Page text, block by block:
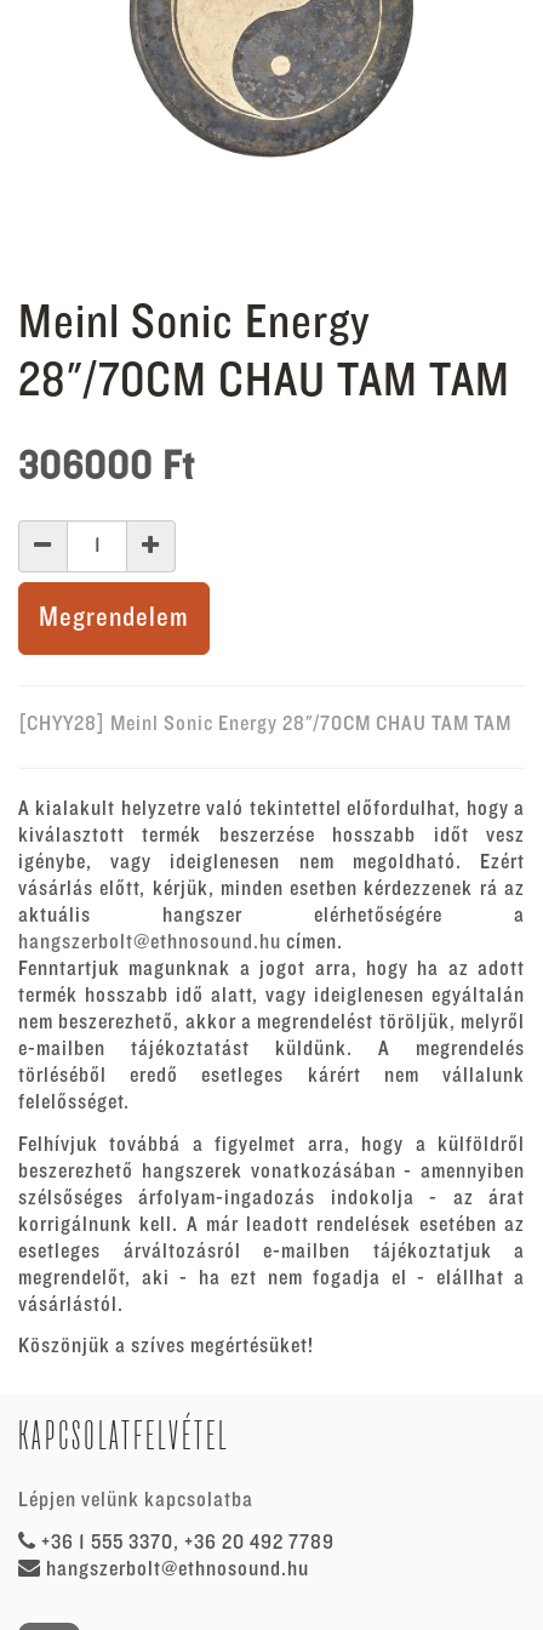
Meinl Sonic Energy
28"/70CM CHAU TAM TAM
306000 Ft
Megrendelem
[CHYY28] Meinl Sonic Energy 28"/70CM CHAU TAM TAM
A kialakult helyzetre való tekintettel előfordulhat, hogy a
kiválasztott termék beszerzése hosszabb időt vesz
igénybe, vagy ideiglenesen nem megoldható. Ezért
vásárlás előtt, kérjük, minden esetben kérdezzenek rá az
aktuális hangszer elérhetőségére a
hangszerbolt@ethnosound.hu címen.
Fenntartjuk magunknak a jogot arra, hogy ha az adott
termék hosszabb idő alatt, vagy ideiglenesen egyáltalán
nem beszerezhető, akkor a megrendelést töröljük, melyről
e-mailben tájékoztatást küldünk. A megrendelés
törléséből eredő esetleges kárért nem vállalunk
felelősséget.
Felhívjuk továbbá a figyelmet arra, hogy a külföldről
beszerezhető hangszerek vonatkozásában - amennyiben
szélsőséges árfolyam-ingadozás indokolja - az árat
korrigálnunk kell. A már leadott rendelések esetében az
esetleges árváltozásról e-mailben tájékoztatjuk a
megrendelőt, aki - ha ezt nem fogadja el - elállhat a
vásárlástól.
Köszönjük a szíves megértésüket!
KAPCSOLATFELVÉTEL
Lépjen velünk kapcsolatba
+36 1 555 3370, +36 20 492 7789
hangszerbolt@ethnosound.hu